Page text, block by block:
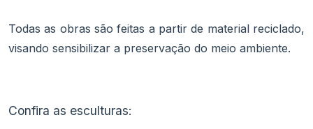
Todas as obras são feitas a partir de material reciclado,
visando sensibilizar a preservação do meio ambiente.
Confira as esculturas: